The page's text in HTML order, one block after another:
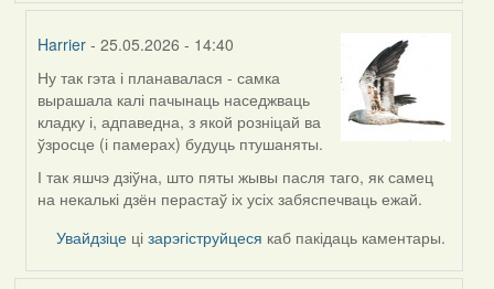
Harrier - 25.05.2026 - 14:40
In
reply
to
by
Alla
V
Ну так гэта і планавалася - самка
вырашала калі пачынаць наседжваць
кладку і, адпаведна, з якой розніцай ва
ўзросце (і памерах) будуць птушаняты.
І так яшчэ дзіўна, што пяты жывы пасля таго, як самец
на некалькі дзён перастаў іх усіх забяспечваць ежай.
Увайдзіце цізарэгіструйцеся каб пакідаць каментары.